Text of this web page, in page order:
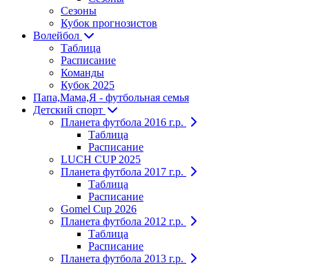
Сезоны
Кубок прогнозистов
Волейбол
Таблица
Расписание
Команды
Кубок 2025
Папа,Мама,Я - футбольная семья
Детский спорт
Планета футбола 2016 г.р.
Таблица
Расписание
LUCH CUP 2025
Планета футбола 2017 г.р.
Таблица
Расписание
Gomel Cup 2026
Планета футбола 2012 г.р.
Таблица
Расписание
Планета футбола 2013 г.р.